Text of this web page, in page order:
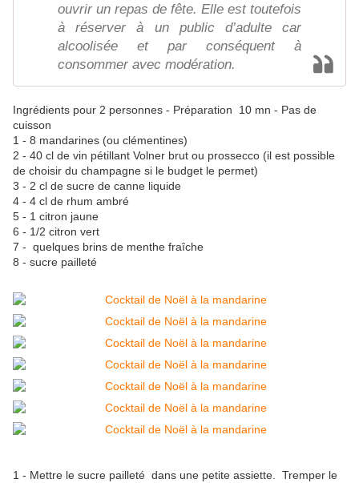
ouvrir un repas de fête. Elle est toutefois
à réserver à un public d’adulte car
alcoolisée et par conséquent à
consommer avec modération.
Ingrédients pour 2 personnes - Préparation 10 mn - Pas de
cuisson
1 - 8 mandarines (ou clémentines)
2 - 40 cl de vin pétillant Volner brut ou prossecco (il est possible
de choisir du champagne si le budget le permet)
3 - 2 cl de sucre de canne liquide
4 - 4 cl de rhum ambré
5 - 1 citron jaune
6 - 1/2 citron vert
7 - quelques brins de menthe fraîche
8 - sucre pailleté
1 - Mettre le sucre pailleté dans une petite assiette. Tremper le